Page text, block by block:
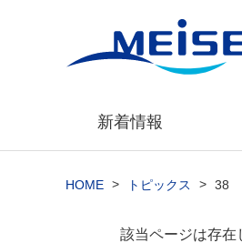
新着情報
HOME > トピックス > 38
該当ページは存在